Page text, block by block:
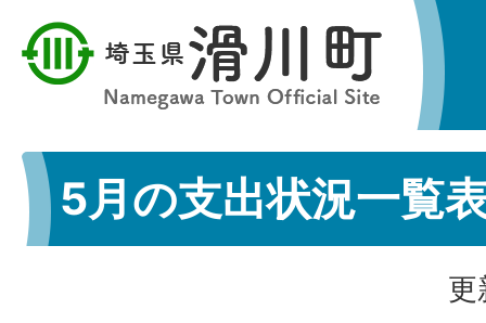
5月の支出状況一覧
更